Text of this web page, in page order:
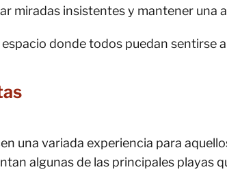
miradas insistentes y mantener una
donde todos puedan sentirse
una variada experiencia para
algunas de las principales playas